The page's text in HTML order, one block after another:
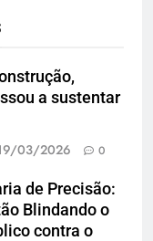
a sustentar
03/2026 0
de Precisão:
Blindando o
contra o